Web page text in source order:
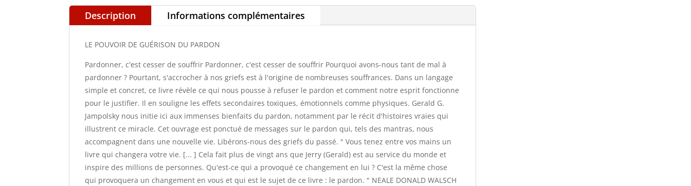
Description Informations complémentaires
LE POUVOIR DE GUÉRISON DU PARDON
Pardonner, c'est cesser de souffrir Pardonner, c'est cesser de souffrir Pourquoi avons-nous tant de mal à
pardonner ? Pourtant, s'accrocher à nos griefs est à l'origine de nombreuses souffrances. Dans un langage
simple et concret, ce livre révèle ce qui nous pousse à refuser le pardon et comment notre esprit fonctionne
pour le justifier. Il en souligne les effets secondaires toxiques, émotionnels comme physiques. Gerald G.
Jampolsky nous initie ici aux immenses bienfaits du pardon, notamment par le récit d'histoires vraies qui
illustrent ce miracle. Cet ouvrage est ponctué de messages sur le pardon qui, tels des mantras, nous
accompagnent dans une nouvelle vie. Libérons-nous des griefs du passé. " Vous tenez entre vos mains un
livre qui changera votre vie. [... ] Cela fait plus de vingt ans que Jerry (Gerald) est au service du monde et
inspire des millions de personnes. Qu'est-ce qui a provoqué ce changement en lui ? C'est la même chose
qui provoquera un changement en vous et qui est le sujet de ce livre : le pardon. " NEALE DONALD WALSCH